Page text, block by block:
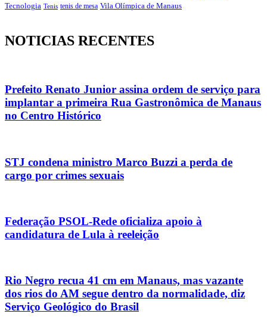
Tecnologia Tenis tenis de mesa Vila Olímpica de Manaus
NOTICIAS RECENTES
Prefeito Renato Junior assina ordem de serviço para
implantar a primeira Rua Gastronômica de Manaus
no Centro Histórico
STJ condena ministro Marco Buzzi a perda de
cargo por crimes sexuais
Federação PSOL-Rede oficializa apoio à
candidatura de Lula à reeleição
Rio Negro recua 41 cm em Manaus, mas vazante
dos rios do AM segue dentro da normalidade, diz
Serviço Geológico do Brasil